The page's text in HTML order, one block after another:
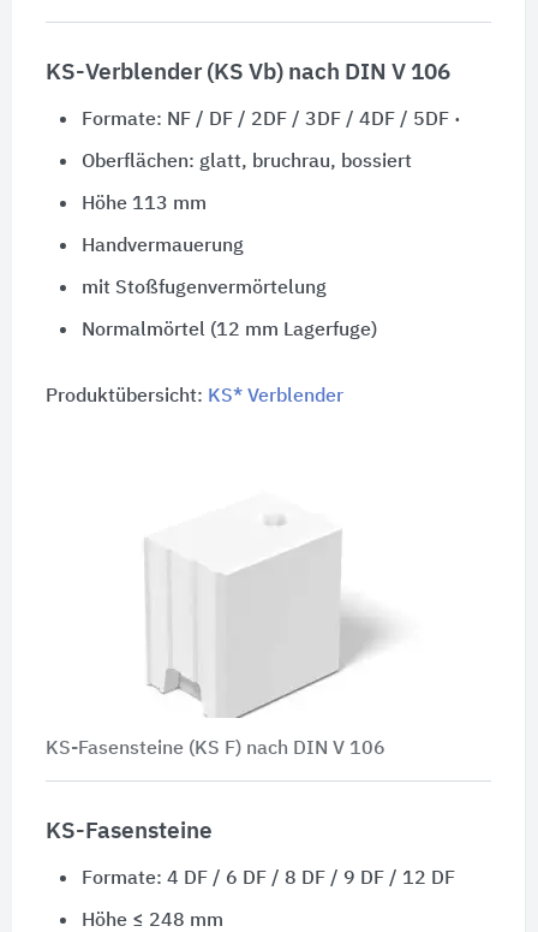
KS-Verblender (KS Vb) nach DIN V 106
Formate: NF / DF / 2DF / 3DF / 4DF / 5DF ·
Oberflächen: glatt, bruchrau, bossiert
Höhe 113 mm
Handvermauerung
mit Stoßfugenvermörtelung
Normalmörtel (12 mm Lagerfuge)
Produktübersicht: KS* Verblender
KS-Fasensteine (KS F) nach DIN V 106
KS-Fasensteine
Formate: 4 DF / 6 DF / 8 DF / 9 DF / 12 DF
Höhe ≤ 248 mm